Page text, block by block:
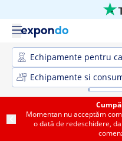
Echipamente pentru
Echipamente si
Momentan nu acceptăm
o dată de redeschidere,